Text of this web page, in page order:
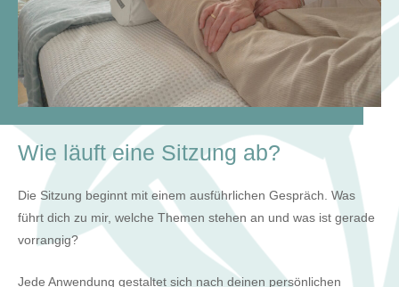
Wie läuft eine Sitzung ab?
Die Sitzung beginnt mit einem ausführlichen Gespräch. Was
führt dich zu mir, welche Themen stehen an und was ist gerade
vorrangig?
Jede Anwendung gestaltet sich nach deinen persönlichen